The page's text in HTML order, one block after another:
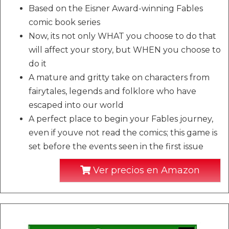
Based on the Eisner Award-winning Fables
comic book series
Now, its not only WHAT you choose to do that
will affect your story, but WHEN you choose to
do it
A mature and gritty take on characters from
fairytales, legends and folklore who have
escaped into our world
A perfect place to begin your Fables journey,
even if youve not read the comics; this game is
set before the events seen in the first issue
Ver precios en Amazon